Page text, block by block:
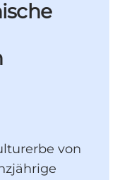
von